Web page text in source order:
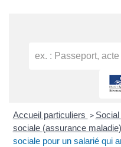
Accueil particuliers >
sociale (assurance maladie)
sociale pour un salarié qui